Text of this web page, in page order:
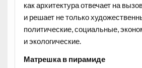
как архитектура отвечает на
и решает не только
политические, социальные,
и экологические.
Матрешка в пирамиде